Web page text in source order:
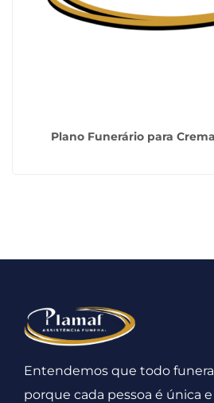
Plano Funerário para
Entendemos que todo
porque cada pessoa é única